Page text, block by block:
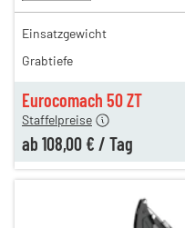
Eurocomach 50 ZT
193,00 €
165,00 €
Staffelpreise
ab 108,00 € / Tag
Einsatzgewicht
Grabtiefe